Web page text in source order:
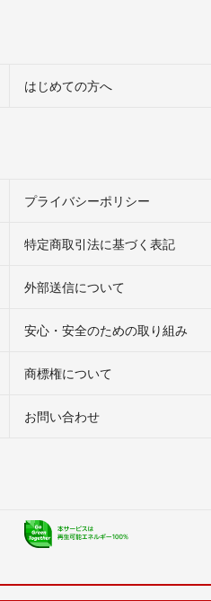
はじめての方へ
プライバシーポリシー
特定商取引法に基づく表記
外部送信について
安心・安全のための取り組み
商標権について
お問い合わせ